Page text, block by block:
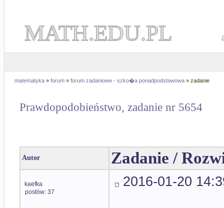
MATH.EDU.PL
matematyka » forum » forum zadaniowe - szko�a ponadpodstawowa » zadanie
Prawdopodobieństwo, zadanie nr 5654
Autor Zadanie /
kaefka
postów: 37
2016-01-20